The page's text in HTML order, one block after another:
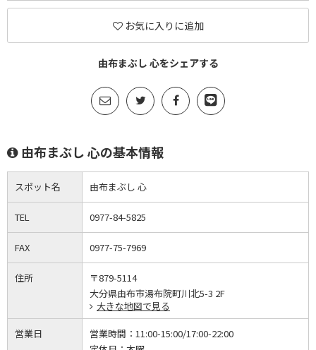
お気に入りに追加
由布まぶし 心をシェアする
由布まぶし 心の基本情報
スポット名 由布まぶし 心
TEL 0977-84-5825
FAX 0977-75-7969
住所
〒879-5114
大分県由布市湯布院町川北5-3 2F
大きな地図で見る
営業日 営業時間： 11:00-15:00/17:00-22:00